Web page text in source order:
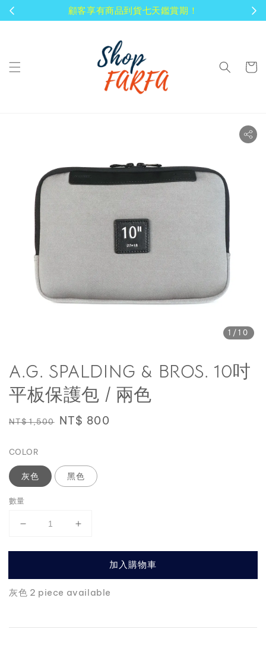
顧客享有商品到貨七天鑑賞期！
1 /10
A.G. SPALDING & BROS. 10吋
平板保護包 / 兩色
Regular
NT$ 1,500 Sale
NT$ 800
COLOR
灰色 黑色
數量
加入購物車
灰色 2 piece available